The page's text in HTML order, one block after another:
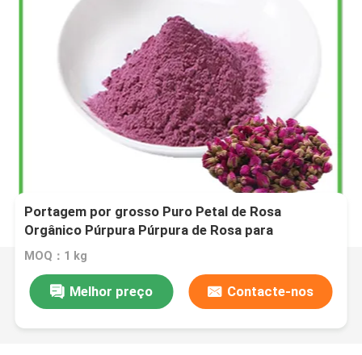
Portagem por grosso Puro Petal de Rosa
Orgânico Púrpura Púrpura de Rosa para
Alimentos e Bebidas
MOQ：1 kg
Melhor preço Contacte-nos